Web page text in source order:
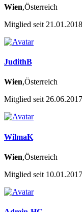
Wien,Österreich
Mitglied seit
JudithB
Wien,Österreich
Mitglied seit
WilmaK
Wien,Österreich
Mitglied seit